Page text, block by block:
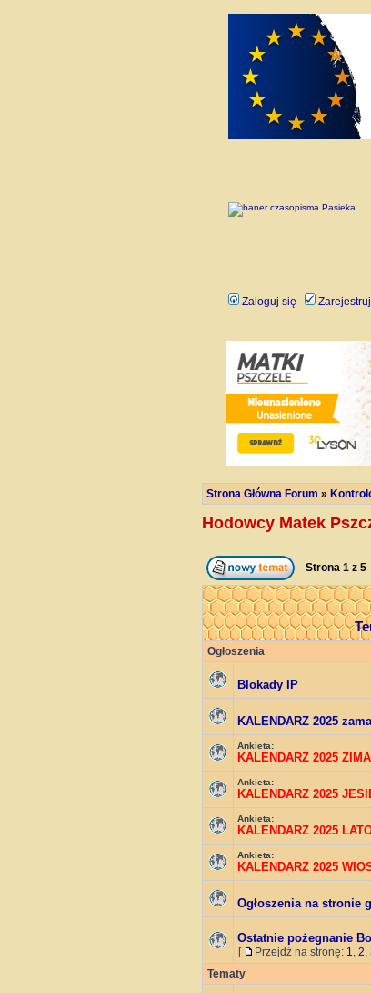
Zaloguj się
Strona Główna Forum »
Hodowcy Matek
Strona 1 z 5
Ogłoszenia
Blokady IP
KALENDARZ 2025
Ankieta:
KALENDARZ 2025
Ankieta:
KALENDARZ 2025
Ankieta:
KALENDARZ 2025
Ankieta:
KALENDARZ 2025
Ogłoszenia na stronie
Ostatnie pożegnanie
[ Przejdź na stronę: 1, 2,
Tematy